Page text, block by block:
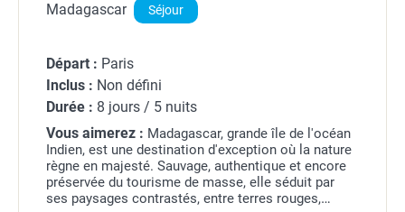
Madagascar Séjour
Départ : Paris
Inclus : Non défini
Durée : 8 jours / 5 nuits
Vous aimerez : Madagascar, grande île de l'océan
Indien, est une destination d'exception où la nature
règne en majesté. Sauvage, authentique et encore
préservée du tourisme de masse, elle séduit par
ses paysages contrastés, entre terres rouges,